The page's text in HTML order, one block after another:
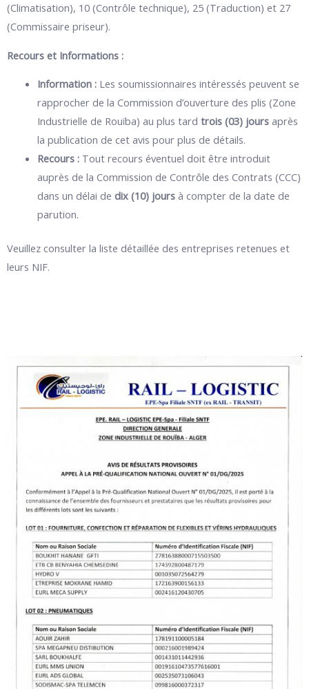
(Climatisation), 10 (Contrôle technique), 25 (Traduction) et 27
(Commissaire priseur).
Recours et Informations :
Information :Les soumissionnaires intéressés peuvent se
rapprocher de la Commission d’ouverture des plis (Zone
Industrielle de Rouïba) au plus tard trois (03) joursaprès
la publication de cet avis pour plus de détails.
Recours :Tout recours éventuel doit être introduit
auprès de la Commission de Contrôle des Contrats (CCC)
dans un délai de dix (10) joursà compter de la date de
parution.
Veuillez consulter la liste détaillée des entreprises retenues et
leurs NIF.